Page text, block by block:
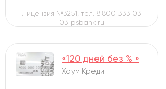
Лицензия №3251, тел. 8 800 333 03
03 psbank.ru
«120 дней без % »
Хоум Кредит